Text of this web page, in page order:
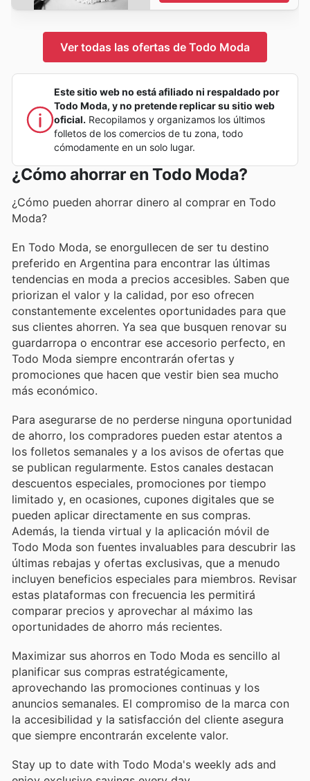
Ver todas las ofertas de Todo Moda
Este sitio web no está afiliado ni respaldado por
Todo Moda, y no pretende replicar su sitio web
oficial. Recopilamos y organizamos los últimos
folletos de los comercios de tu zona, todo
cómodamente en un solo lugar.
¿Cómo ahorrar en Todo Moda?
¿Cómo pueden ahorrar dinero al comprar en Todo
Moda?
En Todo Moda, se enorgullecen de ser tu destino
preferido en Argentina para encontrar las últimas
tendencias en moda a precios accesibles. Saben que
priorizan el valor y la calidad, por eso ofrecen
constantemente excelentes oportunidades para que
sus clientes ahorren. Ya sea que busquen renovar su
guardarropa o encontrar ese accesorio perfecto, en
Todo Moda siempre encontrarán ofertas y
promociones que hacen que vestir bien sea mucho
más económico.
Para asegurarse de no perderse ninguna oportunidad
de ahorro, los compradores pueden estar atentos a
los folletos semanales y a los avisos de ofertas que
se publican regularmente. Estos canales destacan
descuentos especiales, promociones por tiempo
limitado y, en ocasiones, cupones digitales que se
pueden aplicar directamente en sus compras.
Además, la tienda virtual y la aplicación móvil de
Todo Moda son fuentes invaluables para descubrir las
últimas rebajas y ofertas exclusivas, que a menudo
incluyen beneficios especiales para miembros. Revisar
estas plataformas con frecuencia les permitirá
comparar precios y aprovechar al máximo las
oportunidades de ahorro más recientes.
Maximizar sus ahorros en Todo Moda es sencillo al
planificar sus compras estratégicamente,
aprovechando las promociones continuas y los
anuncios semanales. El compromiso de la marca con
la accesibilidad y la satisfacción del cliente asegura
que siempre encontrarán excelente valor.
Stay up to date with Todo Moda's weekly ads and